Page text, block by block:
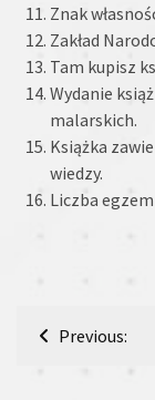
Znak
Zakład
Tam kupisz
Wydanie
malarskich.
Książka
wiedzy.
Liczba
Nawigacja
Previous: